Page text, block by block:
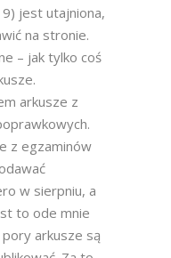
jest utajniona,
na stronie.
– jak tylko coś
arkusze z
z egzaminów
w sierpniu, a
to ode mnie
arkusze są